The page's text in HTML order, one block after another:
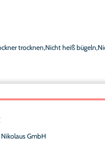
trocknen,Nicht heiß
GmbH